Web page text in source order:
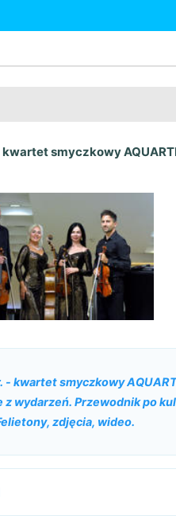
smyczkowy
kwartet smyczkowy
z wydarzeń. Przewodnik po
zdjęcia, wideo.